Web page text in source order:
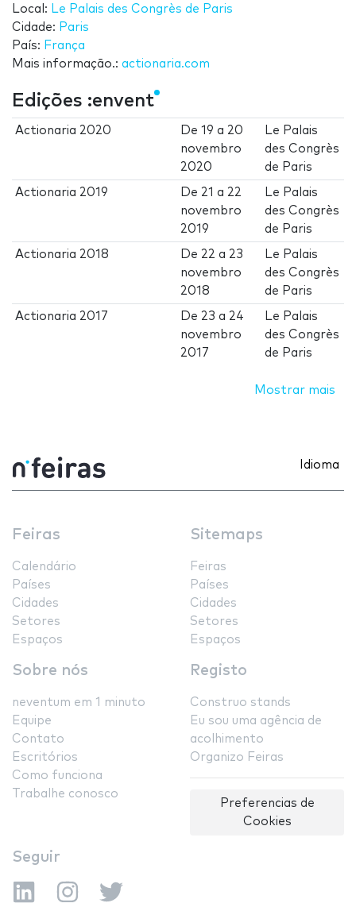
Local: Le Palais des Congrès de Paris
Cidade: Paris
País: França
Mais informação.: actionaria.com
Edições :envent
Actionaria 2020 De19 a 20
novembro
2020
Le Palais
des Congrès
de Paris
Actionaria 2019 De 21 a 22
novembro
2019
Le Palais
des Congrès
de Paris
Actionaria 2018 De 22 a 23
novembro
2018
Le Palais
des Congrès
de Paris
Actionaria 2017 De 23 a 24
novembro
2017
Le Palais
des Congrès
de Paris
Mostrar mais
Idioma
Feiras
Calendário
Países
Cidades
Setores
Espaços
Sitemaps
Feiras
Países
Cidades
Setores
Espaços
Sobre nós
neventum em 1 minuto
Equipe
Contato
Escritórios
Como funciona
Trabalhe conosco
Registo
Construo stands
Eu sou uma agência de
acolhimento
Organizo Feiras
Preferencias de
Cookies
Seguir